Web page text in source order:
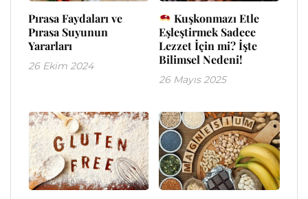
Pırasa Faydaları ve
Pırasa Suyunun
Yararları
26 Ekim 2024
Kuşkonmazı Etle
Eşleştirmek Sadece
Lezzet İçin mi? İşte
Bilimsel Nedeni!
26 Mayıs 2025